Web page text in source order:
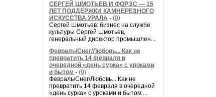
СЕРГЕЙ ШМОТЬЕВ И ФОРЭС — 15
ЛЕТ ПОДДЕРЖКИ КАМНЕРЕЗНОГО
ИСКУССТВА УРАЛА - (0)
Сергей Шмотьев: бизнес на службе
культуры Сергей Шмотьев,
генеральный директор промышлен...
Февраль/Снег/Любовь... Как не
превратить 14 февраля в
очередной «день сурка» с уроками
и бытом - (0)
Февраль/Снег/Любовь... Как не
превратить 14 февраля в очередной
«день сурка» с уроками и бытом ...